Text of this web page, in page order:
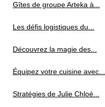
Gîtes de groupe Arteka à...
Les défis logistiques du...
Découvrez la magie des...
Équipez votre cuisine avec...
Stratégies de Julie Chloé...